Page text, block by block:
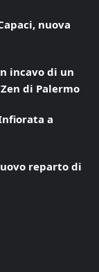
nuova
incavo di un
di Palermo
a
reparto di